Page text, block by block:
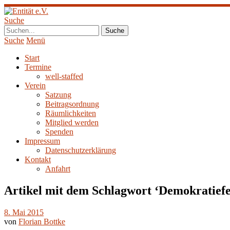
Suche
Suche Menü
Start
Termine
well-staffed
Verein
Satzung
Beitragsordnung
Räumlichkeiten
Mitglied werden
Spenden
Impressum
Datenschutzerklärung
Kontakt
Anfahrt
Artikel mit dem Schlagwort ‘
8. Mai 2015
von Florian Bottke